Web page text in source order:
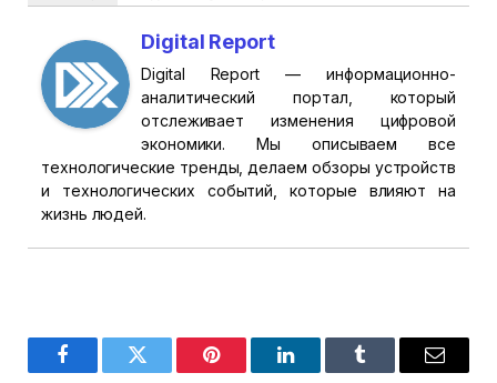
Digital Report
Digital Report — информационно-
аналитический портал, который
отслеживает изменения цифровой
экономики. Мы описываем все
технологические тренды, делаем обзоры устройств
и технологических событий, которые влияют на
жизнь людей.
FacebookTwitter Pinterest LinkedInTumblr Email